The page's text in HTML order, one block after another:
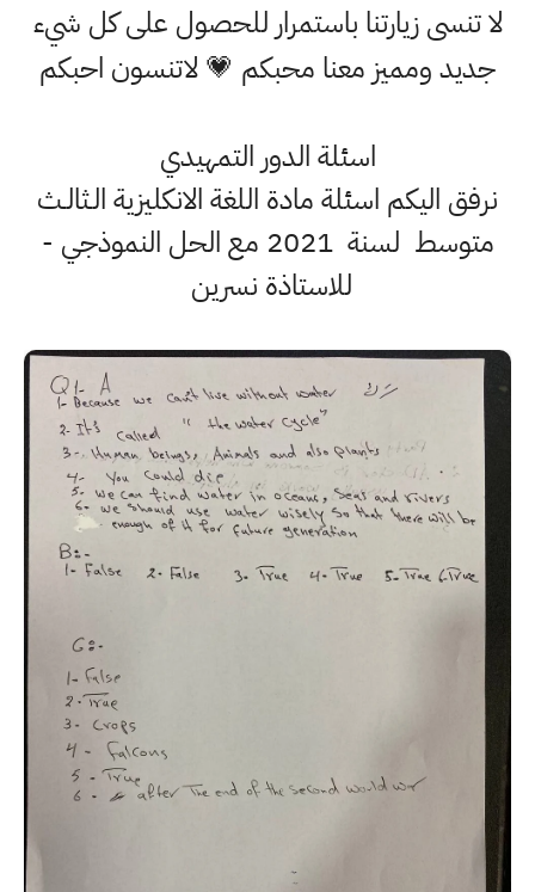
لا تنسى زيارتنا باستمرار للحصول على كل شيء
جديد ومميز معنا محبكم 💗 لاتنسون احبكم
اسئلة الدور التمهيدي
نرفق اليكم اسئلة مادة اللغة الانكليزية الـثالـث
متوسط لسنة 2021 مع الحل النموذجي -
للاستاذة نسرين